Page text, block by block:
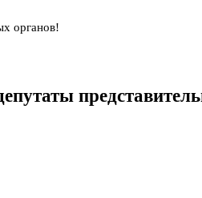
органов!